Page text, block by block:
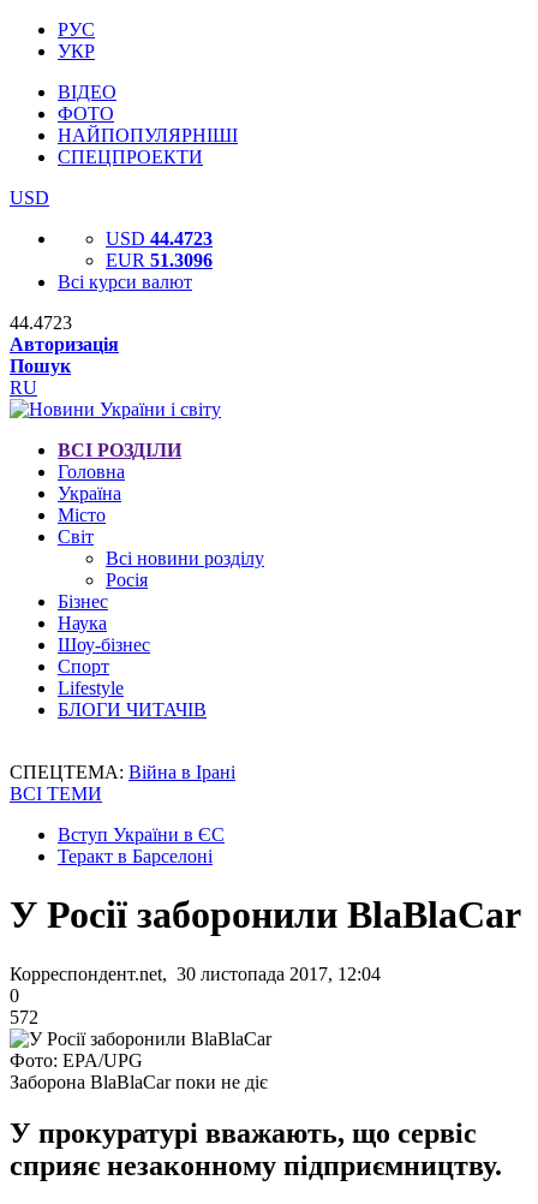
РУС
УКР
ВІДЕО
ФОТО
НАЙПОПУЛЯРНІШІ
СПЕЦПРОЕКТИ
USD
USD 44.4723
EUR 51.3096
Всі курси валют
44.4723
Авторизація
Пошук
RU
ВСІ РОЗДІЛИ
Головна
Україна
Місто
Світ
Всі новини розділу
Росія
Бізнес
Наука
Шоу-бізнес
Спорт
Lifestyle
БЛОГИ ЧИТАЧІВ
СПЕЦТЕМА: Війна в Ірані
ВСІ ТЕМИ
Вступ України в ЄС
Теракт в Барселоні
У Росії заборонили BlaBlaCar
Корреспондент.net, 30 листопада 2017, 12:04
0
572
Фото: EPA/UPG
Заборона BlaBlaCar поки не діє
У прокуратурі вважають, що сервіс
сприяє незаконному підприємництву.